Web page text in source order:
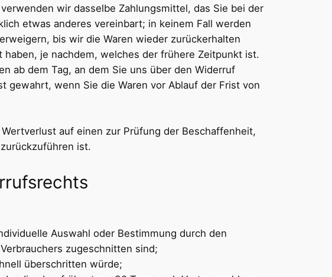
wir dasselbe Zahlungsmittel, das Sie bei der
etwas anderes vereinbart; in keinem Fall werden
bis wir die Waren wieder zurückerhalten
je nachdem, welches der frühere Zeitpunkt ist.
ab dem Tag, an dem Sie uns über den Widerruf
gewahrt, wenn Sie die Waren vor Ablauf der Frist von
auf einen zur Prüfung der Beschaffenheit,
ist.
Auswahl oder Bestimmung durch den
zugeschnitten sind;
überschritten würde;